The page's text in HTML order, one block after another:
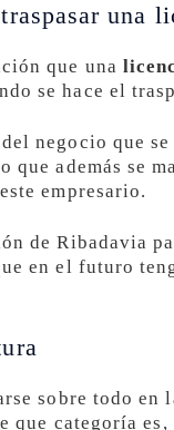
una
que una
se hace el
negocio que
además se
empresario.
de Ribadavia
en el futuro
sobre todo
que categoría